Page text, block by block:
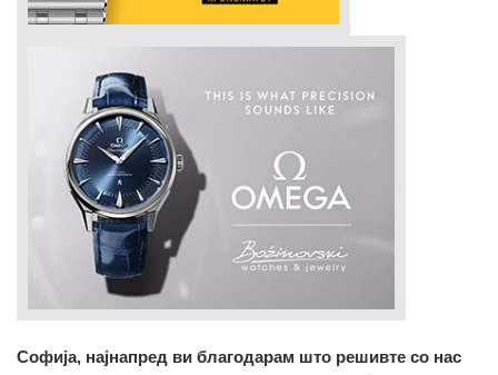
Софија, најнапред ви благодарам што решивте со нас